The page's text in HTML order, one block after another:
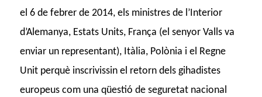
el 6 de febrer de 2014, els ministres de l’Interior
d’Alemanya, Estats Units, França (el senyor Valls va
enviar un representant), Itàlia, Polònia i el Regne
Unit perquè inscrivissin el retorn dels gihadistes
europeus com una qüestió de seguretat nacional